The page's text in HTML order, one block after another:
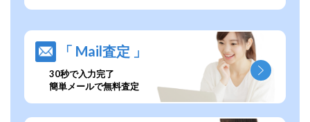
「 Mail査定 」
30秒で入力完了
簡単メールで無料査定